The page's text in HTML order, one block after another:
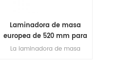
Laminadora de masa
europea de 520 mm para
panadería
La laminadora de masa